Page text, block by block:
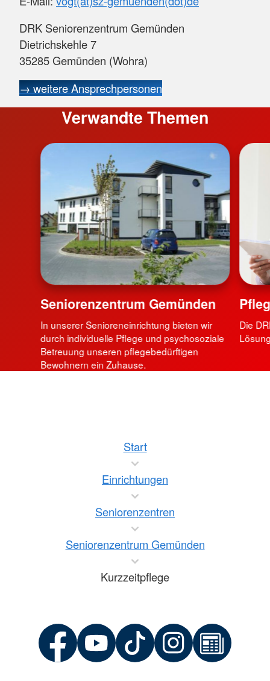
DRK Seniorenzentrum Gemünden
Dietrichskehle 7
35285 Gemünden (Wohra)
→ weitere Ansprechpersonen
Verwandte Themen
Seniorenzentrum Gemünden
In unserer Senioreneinrichtung bieten wir
durch individuelle Pflege und psychosoziale
Betreuung unseren pflegebedürftigen
Bewohnern ein Zuhause.
Die
Start
Einrichtungen
Seniorenzentren
Seniorenzentrum Gemünden
Kurzzeitpflege